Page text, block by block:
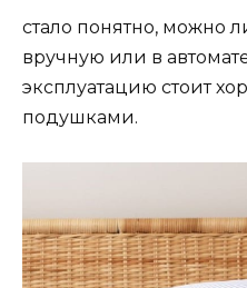
стало понятно, можно
вручную или в
эксплуатацию стоит
подушками.